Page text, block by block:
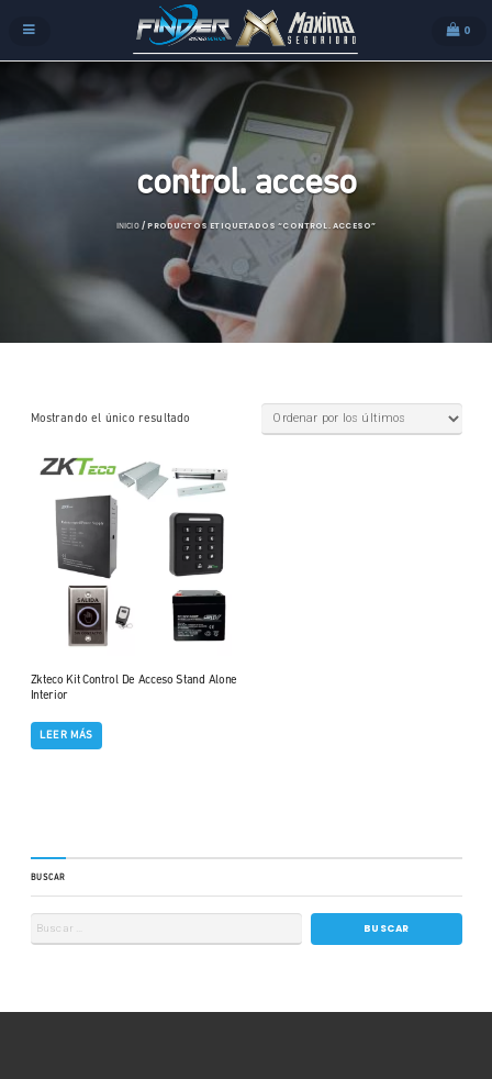
0
control. acceso
INICIO/ PRODUCTOS ETIQUETADOS “CONTROL. ACCESO”
Mostrando el único resultado
Zkteco Kit Control De Acceso Stand Alone
Interior
LEER MÁS
BUSCAR